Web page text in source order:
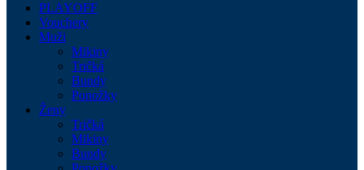
PLAYOFF
Vouchery
Muži
Mikiny
Tričká
Bundy
Ponožky
Ženy
Tričká
Mikiny
Bundy